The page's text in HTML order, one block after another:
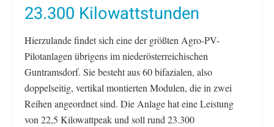
23.300 Kilowattstunden
Hierzulande findet sich eine der größten Agro-PV-
Pilotanlagen übrigens im niederösterreichischen
Guntramsdorf. Sie besteht aus 60 bifazialen, also
doppelseitig, vertikal montierten Modulen, die in zwei
Reihen angeordnet sind. Die Anlage hat eine Leistung
von 22,5 Kilowattpeak und soll rund 23.300